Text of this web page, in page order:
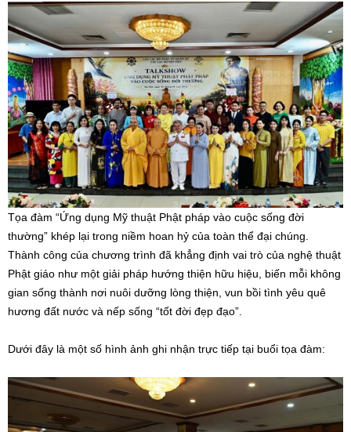
Tọa đàm “Ứng dụng Mỹ thuật Phật pháp vào cuộc sống đời
thường” khép lại trong niềm hoan hỷ của toàn thể đại chúng.
Thành công của chương trình đã khẳng định vai trò của nghệ thuật
Phật giáo như một giải pháp hướng thiện hữu hiệu, biến mỗi không
gian sống thành nơi nuôi dưỡng lòng thiện, vun bồi tình yêu quê
hương đất nước và nếp sống “tốt đời đẹp đạo”.
Dưới đây là một số hình ảnh ghi nhận trực tiếp tại buổi tọa đàm: